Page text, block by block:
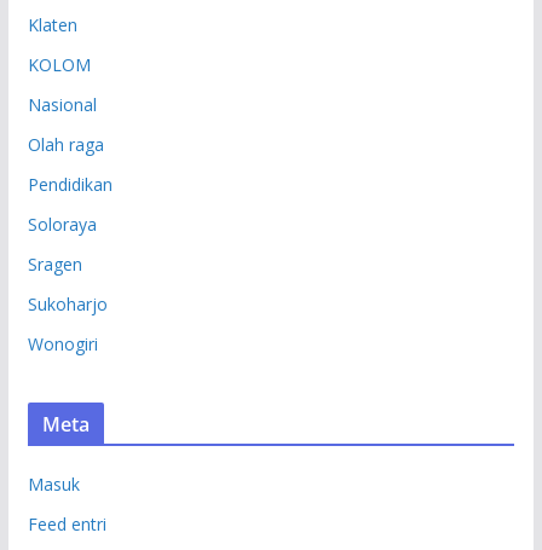
Klaten
KOLOM
Nasional
Olah raga
Pendidikan
Soloraya
Sragen
Sukoharjo
Wonogiri
Meta
Masuk
Feed entri